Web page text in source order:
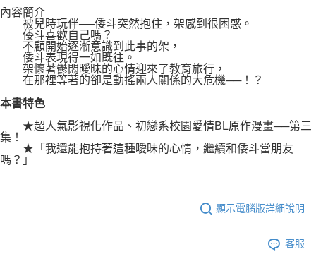
博客來商品配送方式
每筆NT$80，滿NT$1,000(含以上)免運費
內容簡介
被兒時玩伴──倭斗突然抱住，架感到很困惑。
倭斗喜歡自己嗎？
不顧開始逐漸意識到此事的架，
倭斗表現得一如既往。
架懷著鬱悶曖昧的心情迎來了教育旅行，
在那裡等著的卻是動搖兩人關係的大危機──！？
本書特色
★超人氣影視化作品、初戀系校園愛情BL原作漫畫──第三
集！
★「我還能抱持著這種曖昧的心情，繼續和倭斗當朋友
嗎？」
顯示電腦版詳細說明
客服